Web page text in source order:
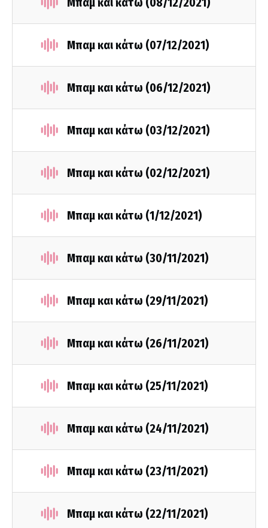
Μπαμ και κάτω (07/12/2021)
Μπαμ και κάτω (06/12/2021)
Μπαμ και κάτω (03/12/2021)
Μπαμ και κάτω (02/12/2021)
Μπαμ και κάτω (1/12/2021)
Μπαμ και κάτω (30/11/2021)
Μπαμ και κάτω (29/11/2021)
Μπαμ και κάτω (26/11/2021)
Μπαμ και κάτω (25/11/2021)
Μπαμ και κάτω (24/11/2021)
Μπαμ και κάτω (23/11/2021)
Μπαμ και κάτω (22/11/2021)